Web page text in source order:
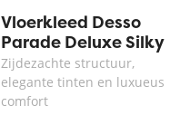
Vloerkleed Desso
Parade Deluxe Silky
3841
Zijdezachte structuur,
elegante tinten en luxueus
comfort